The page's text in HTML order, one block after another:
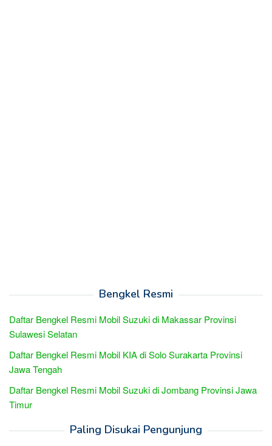
Bengkel Resmi
Daftar Bengkel Resmi Mobil Suzuki di Makassar Provinsi
Sulawesi Selatan
Daftar Bengkel Resmi Mobil KIA di Solo Surakarta Provinsi
Jawa Tengah
Daftar Bengkel Resmi Mobil Suzuki di Jombang Provinsi Jawa
Timur
Paling Disukai Pengunjung